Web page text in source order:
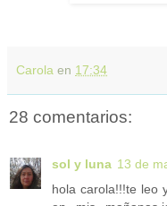
Carola en 17:34
28 comentarios:
sol y luna 13 de
hola carola!!!te leo